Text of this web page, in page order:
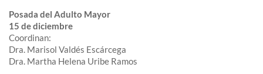
Posada del Adulto Mayor
15 de diciembre
Coordinan:
Dra. Marisol Valdés Escárcega
Dra. Martha Helena Uribe Ramos